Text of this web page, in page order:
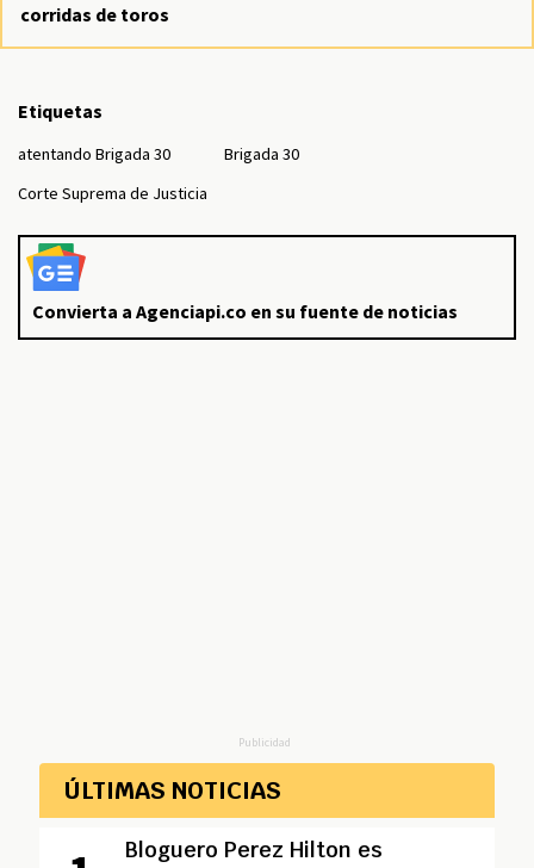
corridas de toros
Etiquetas
atentando Brigada 30
Brigada 30
Corte Suprema de Justicia
Convierta a Agenciapi.co en su fuente de noticias
Publicidad
ÚLTIMAS NOTICIAS
Bloguero Perez Hilton es